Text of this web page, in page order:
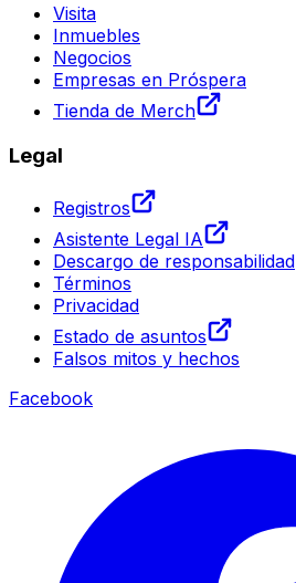
Visita
Inmuebles
Negocios
Empresas en Próspera
Tienda de Merch
Legal
Registros
Asistente Legal IA
Descargo de responsabilidad
Términos
Privacidad
Estado de asuntos
Falsos mitos y hechos
Facebook